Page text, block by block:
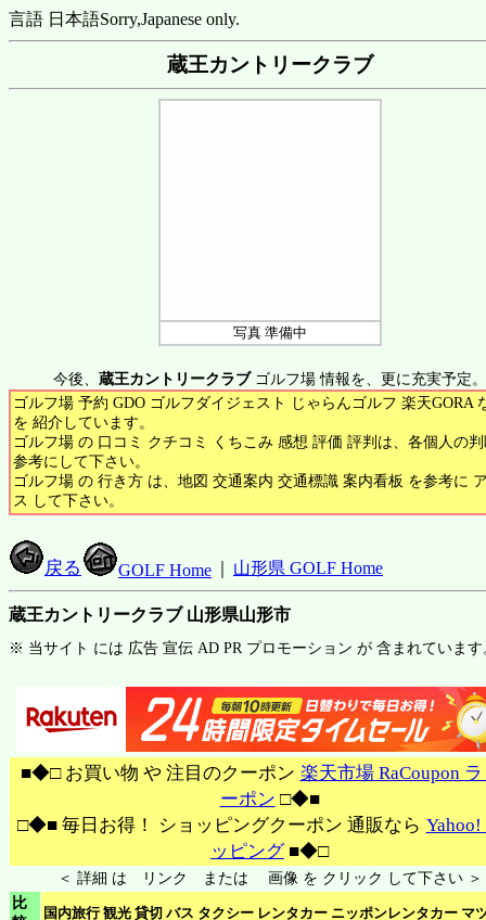
言語 日本語Sorry,Japanese only.
蔵王カントリークラブ
写真 準備中
今後、 蔵王カントリークラブゴルフ場 情報を、更に充実予定。
ゴルフ場 予約 GDO ゴルフダイジェスト じゃらんゴルフ 楽天GORA
を 紹介しています。
ゴルフ場 の 口コミ クチコミ くちこみ 感想 評価 評判は、各個人の
参考にして下さい。
ゴルフ場 の 行き方 は、地図 交通案内 交通標識 案内看板 を参考に
ス して下さい。
戻る GOLF Home 山形県 GOLF Home
蔵王カントリークラブ 山形県山形市
※ 当サイト には 広告 宣伝 AD PR プロモーション が 含まれています
■◆□ お買い物 や 注目のクーポン 楽天市場 RaCoupon
ーポン □◆■
□◆■ 毎日お得！ ショッピングクーポン 通販なら
ッピング■◆□
＜ 詳細 は リンク または 画像 を クリック して下さい ＞
比
国内旅行 観光 貸切 バス タクシー レンタカー ニッポンレンタカー マ